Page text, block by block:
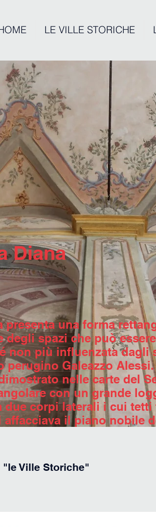
LE VILLE STORICHE
Diana
presenta una forma
degli spazi che può
non più influenzata
perugino Galeazzo Alessi.
nelle carte del
con un grande
due corpi laterali i cui tetti
affacciava il piano nobile
"le Ville Storiche"